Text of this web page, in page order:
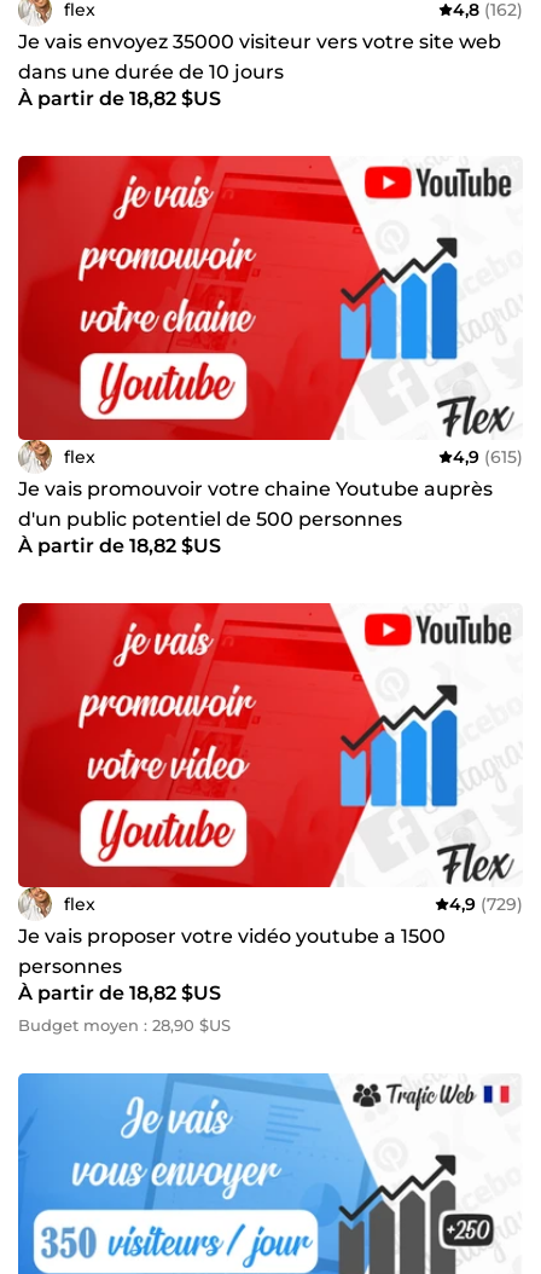
flex 4,8 (162)
Je vais envoyez 35000 visiteur vers votre site web
dans une durée de 10 jours
À partir de 18,82 $US
flex 4,9 (615)
Je vais promouvoir votre chaine Youtube auprès
d'un public potentiel de 500 personnes
À partir de 18,82 $US
flex 4,9 (729)
Je vais proposer votre vidéo youtube a 1500
personnes
À partir de 18,82 $US
Budget moyen : 28,90 $US